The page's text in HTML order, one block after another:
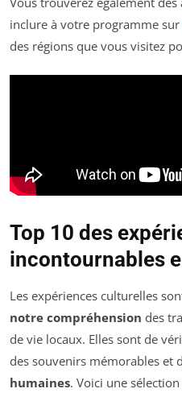
inclure à votre programme sur
des régions que vous visitez
Top 10 des
incontournables
Les expériences culturelles
notre compréhension des
de vie locaux. Elles sont de
des souvenirs mémorables et
humaines. Voici une